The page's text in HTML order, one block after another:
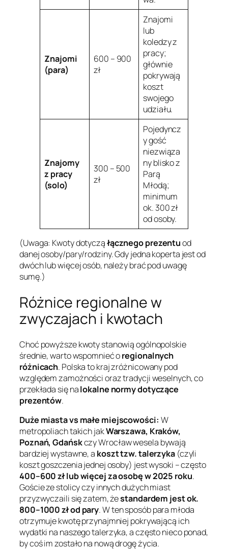
Znajomi
(para)
600 – 900
zł
Znajomi
lub
koledzy z
pracy;
głównie
pokrywają
koszt
swojego
udziału.
Znajomy
z pracy
(solo)
300 – 500
zł
Pojedyncz
y gość
niezwiąza
ny blisko z
Parą
Młodą;
minimum
ok. 300 zł
od osoby.
(Uwaga: Kwoty dotycząłącznego prezentuod
danej osoby/pary/rodziny. Gdy jedna koperta jest od
dwóch lub więcej osób, należy brać pod uwagę
sumę.)
Różnice regionalne w
zwyczajach i kwotach
Choć powyższe kwoty stanowią ogólnopolskie
średnie, warto wspomnieć oregionalnych
różnicach. Polska to kraj zróżnicowany pod
względem zamożności oraz tradycji weselnych, co
przekłada się nalokalne normy dotyczące
prezentów.
Duże miasta vs małe miejscowości: W
metropoliach takich jakWarszawa, Kraków,
Poznań, Gdańskczy Wrocław wesela bywają
bardziej wystawne, a koszt tzw.talerzyka(czyli
koszt goszczenia jednej osoby) jest wysoki – często
400–600 zł lub więcej za osobę w 2025 roku.
Goście ze stolicy czy innych dużych miast
przyzwyczaili się zatem, żestandardem jest ok.
800–1000 zł od pary. W ten sposób para młoda
otrzymuje kwotę przynajmniej pokrywającą ich
wydatki na naszegotalerzyka, a często nieco ponad,
by coś im zostało na nową drogę życia.